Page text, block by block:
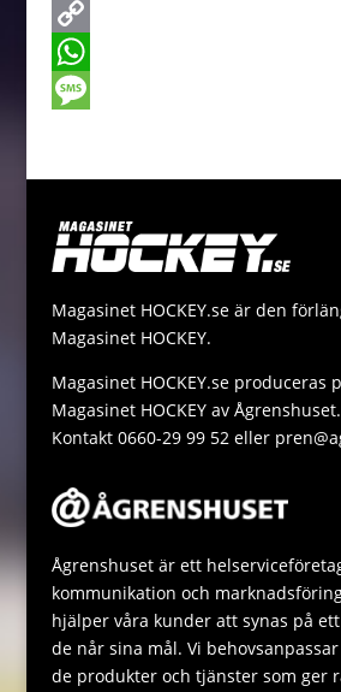
e
b
o
s
s
e
r
w
t
E
m
a
C
o
i
k
W
s
p
s
g
Magasinet HOCKEY.se är den
Magasinet HOCKEY.
Magasinet HOCKEY.se produceras
Magasinet HOCKEY av Ågrenshuset.
Kontakt 0660-29 99 52 eller
Ågrenshuset är ett
kommunikation och
hjälper våra kunder att synas på
de når sina mål. Vi
de produkter och tjänster som ger